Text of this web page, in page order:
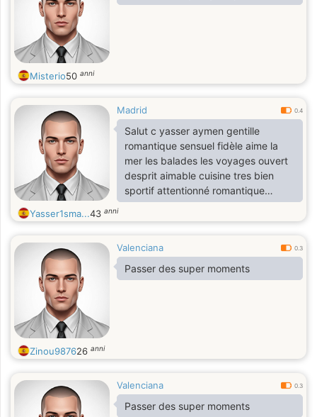
Misterio50 anni
Madrid 0.4
Salut c yasser aymen gentille
romantique sensuel fidèle aime la
mer les balades les voyages ouvert
desprit aimable cuisine tres bien
sportif attentionné romantique
sensuel fidèle aime la mer les
balades les voyages
Yasser1sma...43 anni
Valenciana 0.3
Passer des super moments
Zinou987626 anni
Valenciana 0.3
Passer des super moments